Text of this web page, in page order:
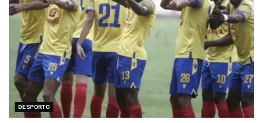
DESPORTO